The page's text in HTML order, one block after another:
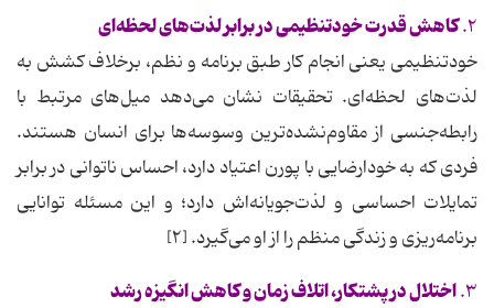
۲. کاهش قدرت خودتنظیمی در برابر لذت‌های لحظه‌ای
خودتنظیمی یعنی انجام کار طبق برنامه و نظم، برخلاف کشش به
لذت‌های لحظه‌ای. تحقیقات نشان می‌دهد میل‌های مرتبط با
رابطه‌جنسی از مقاوم‌نشده‌ترین وسوسه‌ها برای انسان هستند.
فردی که به خودارضایی با پورن اعتیاد دارد، احساس ناتوانی در برابر
تمایلات احساسی و لذت‌جویانه‌اش دارد؛ و این مسئله توانایی
برنامه‌ریزی و زندگی منظم را از او می‌گیرد. [۲]
۳. اختلال در پشتکار، اتلاف زمان و کاهش انگیزه رشد